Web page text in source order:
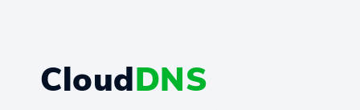
CloudDNS